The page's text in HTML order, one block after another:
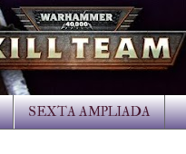
SEXTA AMPLIADA